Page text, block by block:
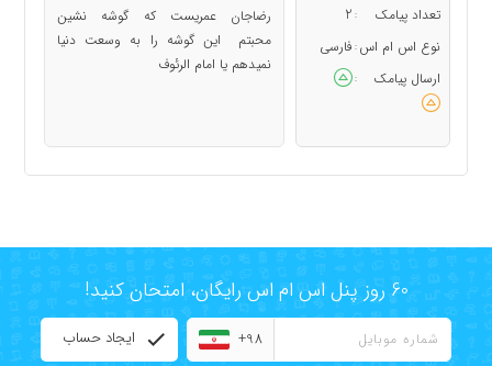
تعداد پیامک :
2
نوع اس ام اس : فارسی
ارسال پیامک
:
رضاجان عمريست كه گوشه نشين
محبتم اين گوشه را به وسعت دنيا
نميدهم يا امام الرئوف
60 روز پنل اس ام اس رایگان، امتحان کنید!
+98 ایجاد حساب